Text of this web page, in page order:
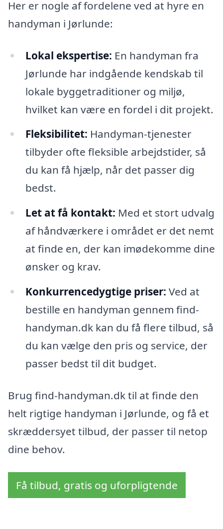
Her er nogle af fordelene ved at hyre en
handyman i Jørlunde:
Lokal ekspertise: En handyman fra
Jørlunde har indgående kendskab til
lokale byggetraditioner og miljø,
hvilket kan være en fordel i dit projekt.
Fleksibilitet: Handyman-tjenester
tilbyder ofte fleksible arbejdstider, så
du kan få hjælp, når det passer dig
bedst.
Let at få kontakt: Med et stort udvalg
af håndværkere i området er det nemt
at finde en, der kan imødekomme dine
ønsker og krav.
Konkurrencedygtige priser: Ved at
bestille en handyman gennem find-
handyman.dk kan du få flere tilbud, så
du kan vælge den pris og service, der
passer bedst til dit budget.
Brug find-handyman.dk til at finde den
helt rigtige handyman i Jørlunde, og få et
skræddersyet tilbud, der passer til netop
dine behov.
Få tilbud, gratis og uforpligtende